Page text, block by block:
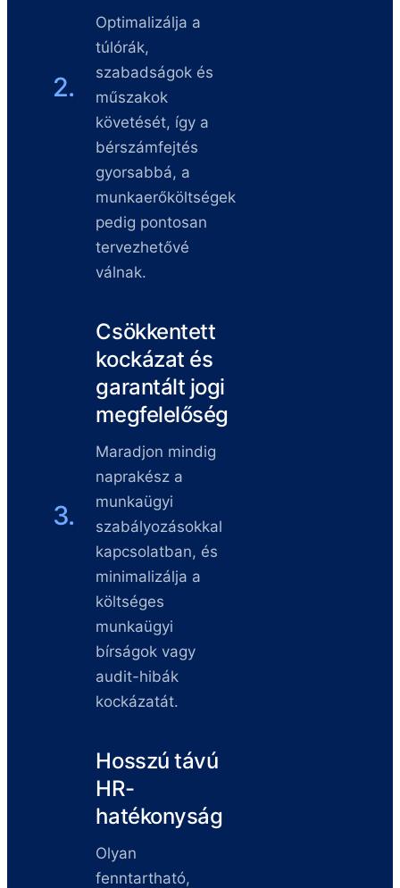
2.
Optimalizálja a
túlórák,
szabadságok és
műszakok
követését, így a
bérszámfejtés
gyorsabbá, a
munkaerőköltségek
pedig pontosan
tervezhetővé
válnak.
3.
Csökkentett
kockázat és
garantált jogi
megfelelőség
Maradjon mindig
naprakész a
munkaügyi
szabályozásokkal
kapcsolatban, és
minimalizálja a
költséges
munkaügyi
bírságok vagy
audit-hibák
kockázatát.
Hosszú távú
HR-
hatékonyság
Olyan
fenntartható,